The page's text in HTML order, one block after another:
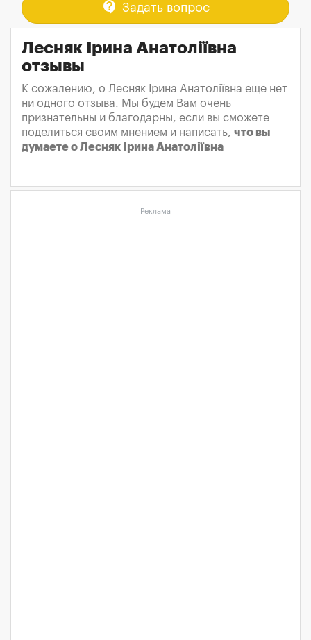
contact_support Задать вопрос
Лесняк Ірина Анатоліївна
отзывы
К сожалению, о Лесняк Ірина Анатоліївна еще нет
ни одного отзыва. Мы будем Вам очень
признательны и благодарны, если вы сможете
поделиться своим мнением и написать, что вы
думаете о Лесняк Ірина Анатоліївна
Реклама